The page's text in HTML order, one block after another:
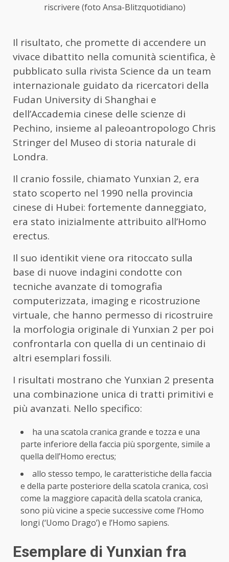
riscrivere (foto Ansa-Blitzquotidiano)
Il risultato, che promette di accendere un
vivace dibattito nella comunità scientifica, è
pubblicato sulla rivista Science da un team
internazionale guidato da ricercatori della
Fudan University di Shanghai e
dell’Accademia cinese delle scienze di
Pechino, insieme al paleoantropologo Chris
Stringer del Museo di storia naturale di
Londra.
Il cranio fossile, chiamato Yunxian 2, era
stato scoperto nel 1990 nella provincia
cinese di Hubei: fortemente danneggiato,
era stato inizialmente attribuito all’Homo
erectus.
Il suo identikit viene ora ritoccato sulla
base di nuove indagini condotte con
tecniche avanzate di tomografia
computerizzata, imaging e ricostruzione
virtuale, che hanno permesso di ricostruire
la morfologia originale di Yunxian 2 per poi
confrontarla con quella di un centinaio di
altri esemplari fossili.
I risultati mostrano che Yunxian 2 presenta
una combinazione unica di tratti primitivi e
più avanzati. Nello specifico:
ha una scatola cranica grande e tozza e una
parte inferiore della faccia più sporgente, simile a
quella dell’Homo erectus;
allo stesso tempo, le caratteristiche della faccia
e della parte posteriore della scatola cranica, così
come la maggiore capacità della scatola cranica,
sono più vicine a specie successive come l’Homo
longi (‘Uomo Drago’) e l’Homo sapiens.
Esemplare di Yunxian fra